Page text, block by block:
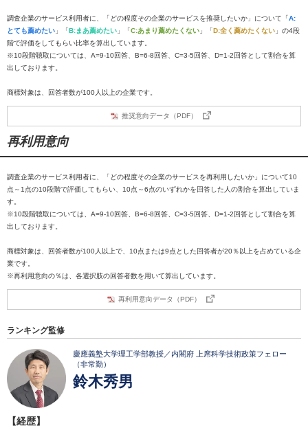
調査企業のサービス利用者に、「どの程度その企業のサービスを推奨したいか」について「A:
とても薦めたい 」「B:まあ薦めたい 」「C:あまり薦めたくない 」「D:全く薦めたくない 」の4段
階で評価をしてもらい比率を算出しています。
※10段階聴取については、A=9-10回答、B=6-8回答、C=3-5回答、D=1-2回答として割合を算
出しております。
商標対象は、回答者数が100人以上の企業です。
推奨意向データ（PDF）
再利用意向
調査企業のサービス利用者に、「どの程度その企業のサービスを再利用したいか」について10
点～1点の10段階で評価してもらい、10点～6点のいずれかを回答した人の割合を算出していま
す。
※10段階聴取については、A=9-10回答、B=6-8回答、C=3-5回答、D=1-2回答として割合を算
出しております。
商標対象は、回答者数が100人以上で、10点または9点とした回答者が20％以上を占めている企
業です。
※再利用意向の％は、各選択肢の回答者数を用いて算出しています。
再利用意向データ（PDF）
ランキング監修
慶應義塾大学理工学部教授／内閣府 上席科学技術政策フェロー
（非常勤）
鈴木秀男
【経歴】